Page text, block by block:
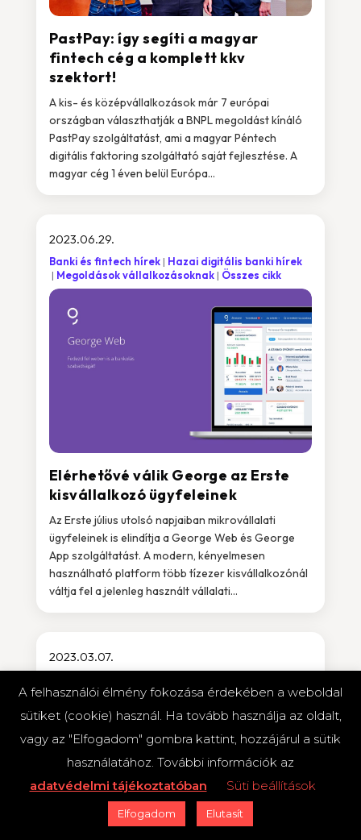
PastPay: így segíti a magyar
fintech cég a komplett kkv
szektort!
A kis- és középvállalkozások már 7 európai
országban választhatják a BNPL megoldást kínáló
PastPay szolgáltatást, ami a magyar Péntech
digitális faktoring szolgáltató saját fejlesztése. A
magyar cég 1 éven belül Európa...
Elérhetővé válik George az Erste
kisvállalkozó ügyfeleinek
2023.06.29.
Banki és fintech hírek
Hazai digitális banki hírek
Megoldások vállalkozásoknak
Összes cikk
Az Erste július utolsó napjaiban mikrovállalati
ügyfeleinek is elindítja a George Web és George
App szolgáltatást. A modern, kényelmesen
használható platform több tízezer kisvállalkozónál
váltja fel a jelenleg használt vállalati...
webáruháznál jelenhet meg a Buy
Now, Pay Later (BNPL) fizetési
megoldás
2023.03.07.
fintech startupok
Megoldások vállalkozásoknak
A Shoprenter motorján keresztül több mint hatezer
webáruház számára nyílt meg a lehetőség a
A felhasználói élmény fokozása érdekében a weboldal
sütiket (cookie) használ. Ha tovább használja az oldalt,
vagy az "Elfogadom" gombra kattint, hozzájárul a sütik
használatához. További információk az
adatvédelmi tájékoztatóban
Süti beállítások
Elfogadom Elutasít